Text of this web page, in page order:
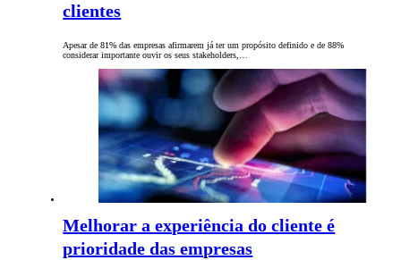
clientes
Apesar de 81% das empresas afirmarem já ter um propósito definido e de 88%
considerar importante ouvir os seus stakeholders,…
Melhorar a experiência do cliente é
prioridade das empresas